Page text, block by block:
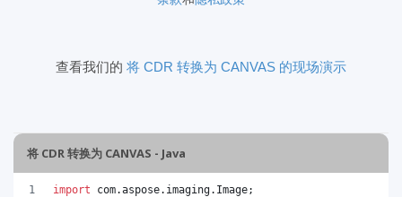
查看我们的 将 CDR 转换为 CANVAS 的现场演示
将 CDR 转换为 CANVAS - Java
import com.aspose. imaging. Image;